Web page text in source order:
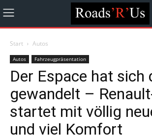
Start Autos
Autos Fahrzeugpräsentation
Der Espace hat sich
gewandelt –
startet mit völlig
und viel Komfort